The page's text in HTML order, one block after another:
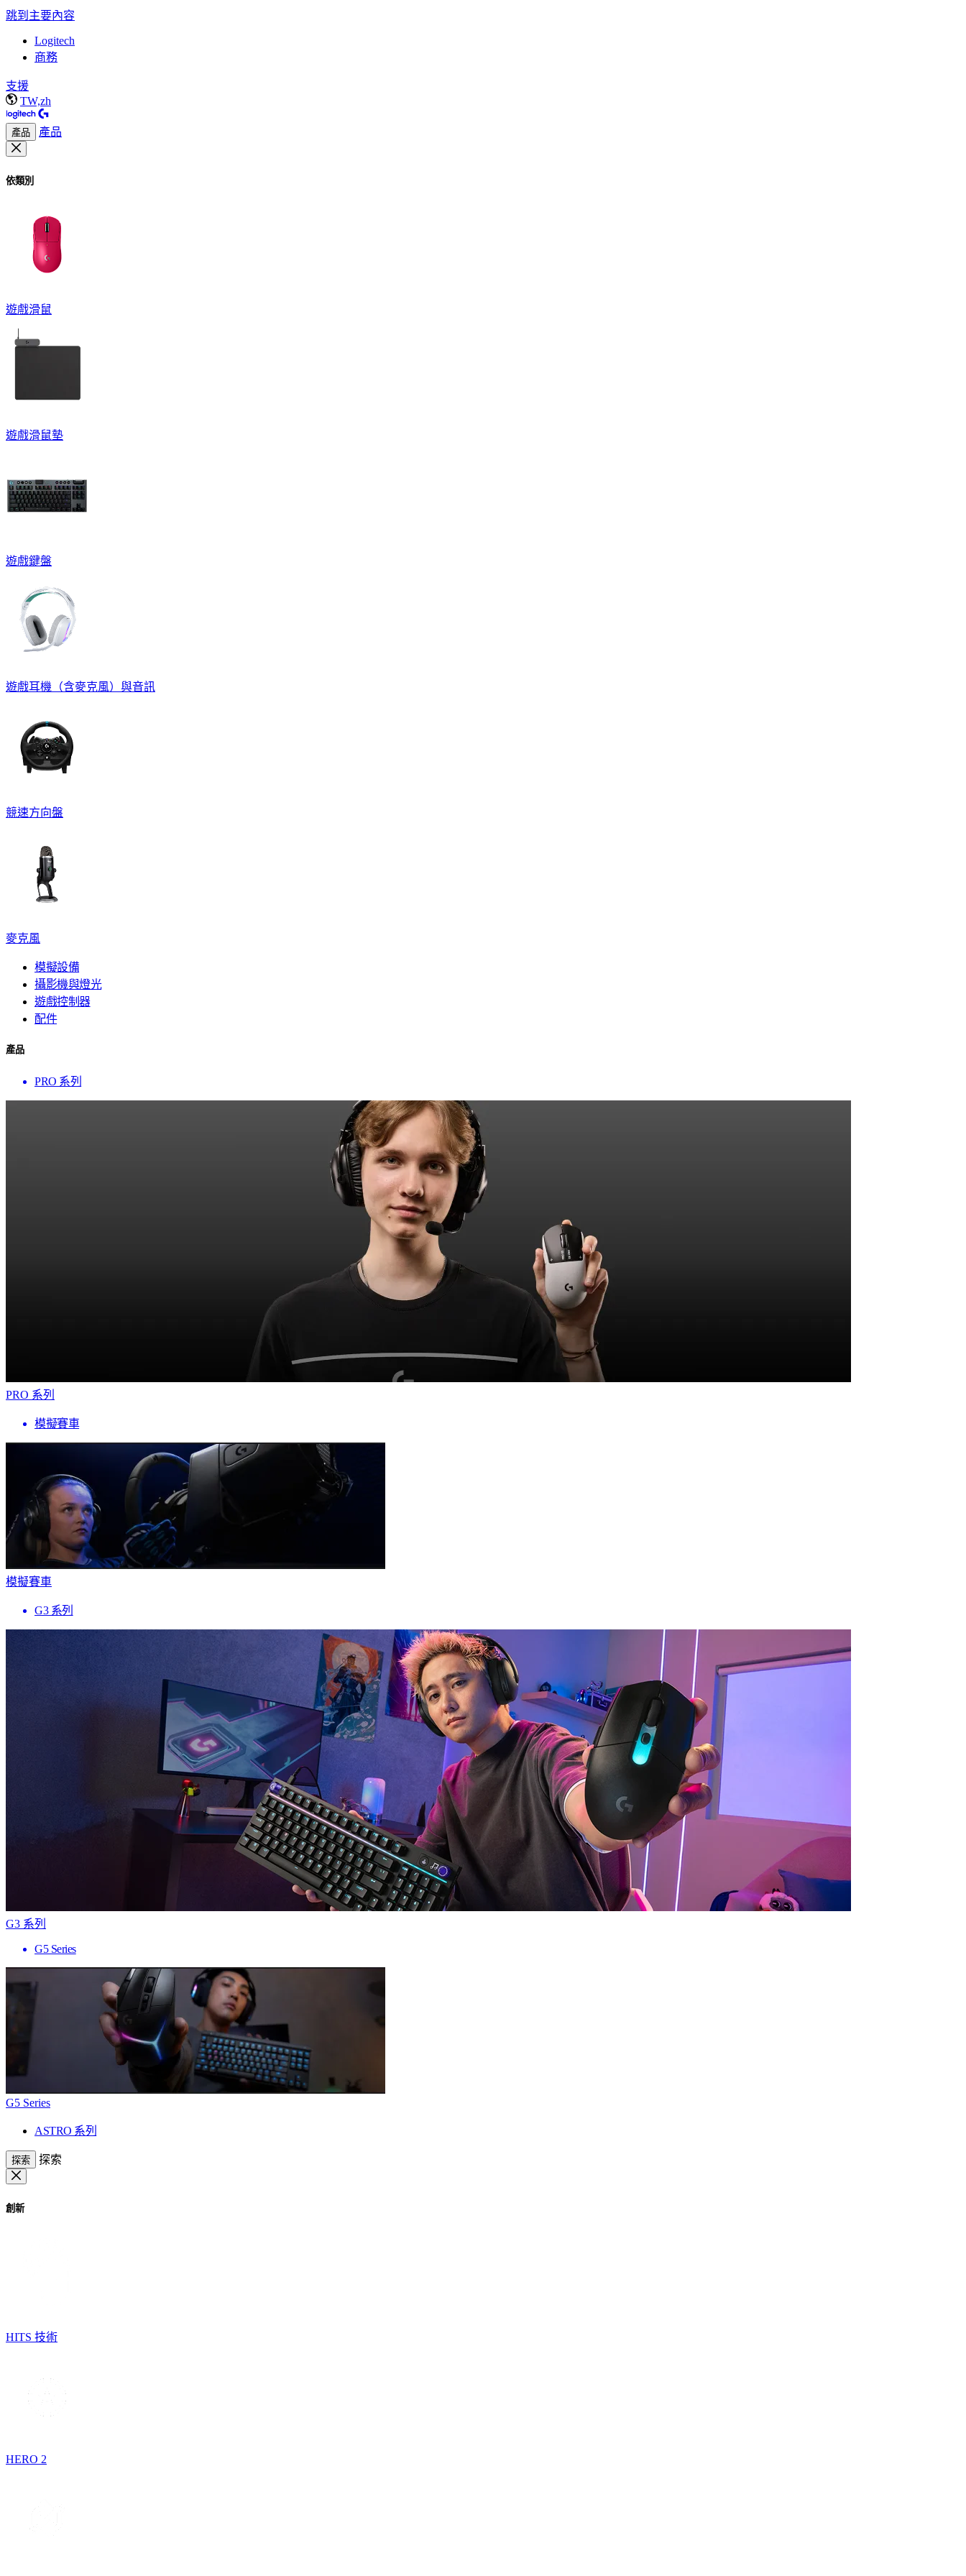
跳到主要內容
Logitech
商務
支援
TW,zh
產品 產品
依類別
遊戲滑鼠
遊戲滑鼠墊
遊戲鍵盤
遊戲耳機（含麥克風）與音訊
競速方向盤
麥克風
模擬設備
攝影機與燈光
遊戲控制器
配件
產品
PRO 系列
PRO 系列
模擬賽車
模擬賽車
G3 系列
G3 系列
G5 Series
G5 Series
ASTRO 系列
探索 探索
創新
HITS 技術
HERO 2